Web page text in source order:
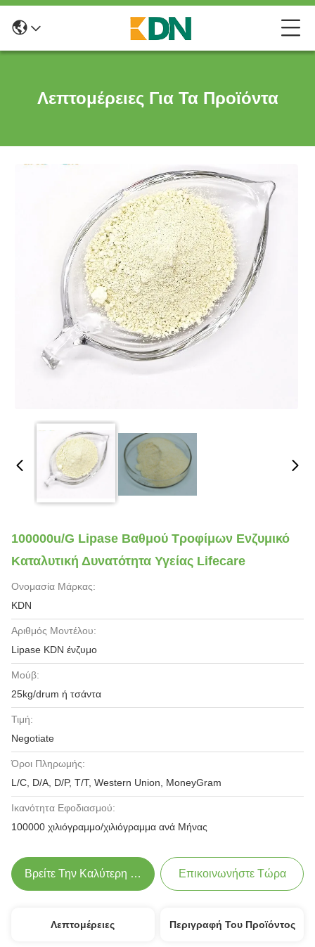
Λεπτομέρειες Για Τα Προϊόντα
100000u/G Lipase Βαθμού Τροφίμων Ενζυμικό
Καταλυτική Δυνατότητα Υγείας Lifecare
Ονομασία Μάρκας:
KDN
Αριθμός Μοντέλου:
Lipase KDN ένζυμο
Μούβ:
25kg/drum ή τσάντα
Τιμή:
Negotiate
Όροι Πληρωμής:
L/C, D/A, D/P, T/T, Western Union, MoneyGram
Ικανότητα Εφοδιασμού:
100000 χιλιόγραμμο/χιλιόγραμμα ανά Μήνας
Βρείτε Την Καλύτερη Τιμή Επικοινωνήστε Τώρα
Λεπτομέρειες Περιγραφή Του Προϊόντος